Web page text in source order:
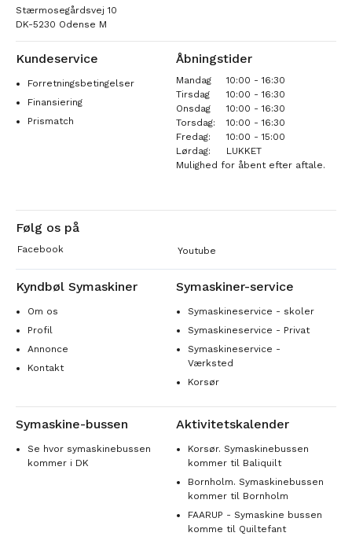
Stærmosegårdsvej 10
DK-5230 Odense M
Kundeservice
Forretningsbetingelser
Finansiering
Prismatch
Åbningstider
Mandag
10:00 - 16:30
Tirsdag
10:00 - 16:30
Onsdag
10:00 - 16:30
Torsdag:
10:00 - 16:30
Fredag:
10:00 - 15:00
Lørdag:
LUKKET
Mulighed for åbent efter aftale.
Følg os på
Facebook Youtube
Kyndbøl Symaskiner
Om os
Profil
Annonce
Kontakt
Symaskiner-service
Symaskineservice - skoler
Symaskineservice - Privat
Symaskineservice -
Værksted
Korsør
Symaskine-bussen
Se hvor symaskinebussen
kommer i DK
Aktivitetskalender
Korsør. Symaskinebussen
kommer til Baliquilt
Bornholm. Symaskinebussen
kommer til Bornholm
FAARUP - Symaskine bussen
komme til Quiltefant